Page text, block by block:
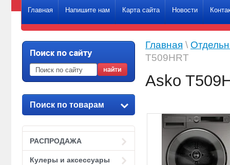
Главная Напишите нам Карта сайта Новости
Поиск по товарам
РАСПРОДАЖА
Кулеры и аксессуары
Главная \
T509HRT
Asko